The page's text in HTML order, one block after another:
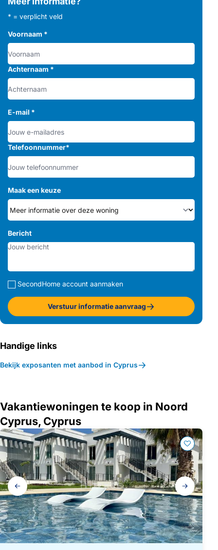
* = verplicht veld
Voornaam *
Achternaam *
E-mail *
Telefoonnummer*
Maak een keuze
Bericht
SecondHome account aanmaken
Verstuur informatie aanvraag
Handige links
Bekijk exposanten met aanbod in Cyprus
Vakantiewoningen te koop in Noord
Cyprus, Cyprus
Galerij
navigatie